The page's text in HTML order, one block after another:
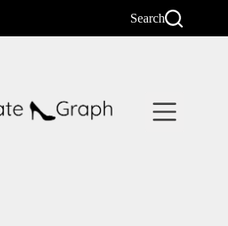
Search